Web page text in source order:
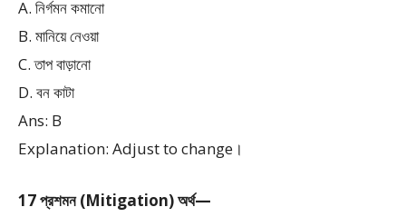
A. নির্গমন কমানো
B. মানিয়ে নেওয়া
C. তাপ বাড়ানো
D. বন কাটা
Ans: B
Explanation: Adjust to change।
17 প্রশমন (Mitigation) অর্থ—